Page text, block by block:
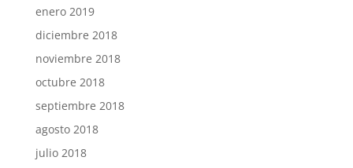
enero 2019
diciembre 2018
noviembre 2018
octubre 2018
septiembre 2018
agosto 2018
julio 2018